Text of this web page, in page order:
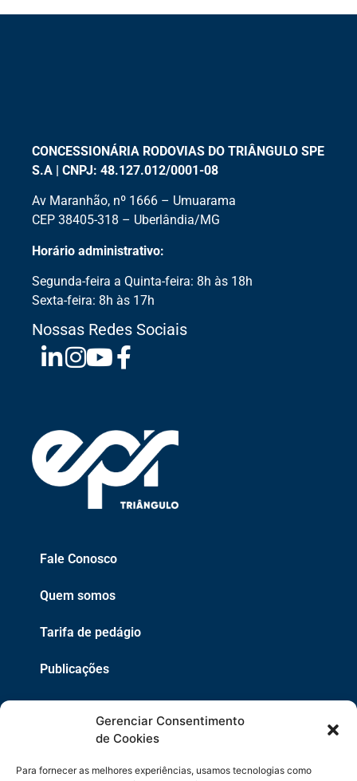
Gerenciar Consentimento
de Cookies
Para fornecer as melhores experiências, usamos tecnologias como
CONCESSIONÁRIA RODOVIAS DO TRIÂNGULO SPE
S.A | CNPJ: 48.127.012/0001-08
Av Maranhão, nº 1666 – Umuarama
CEP 38405-318 – Uberlândia/MG
Horário administrativo:
Segunda-feira a Quinta-feira: 8h às 18h
Sexta-feira: 8h às 17h
Nossas Redes Sociais
Fale Conosco
Quem somos
Tarifa de pedágio
Publicações
EPR
Copyright 2021 © 2026 Grupo EPR - Todos Os Direitos